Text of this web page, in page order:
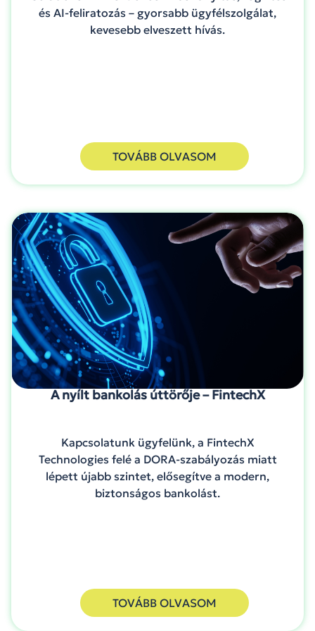
és AI-feliratozás – gyorsabb ügyfélszolgálat,
kevesebb elveszett hívás.
TOVÁBB OLVASOM
A nyílt bankolás úttörője – FintechX
Kapcsolatunk ügyfelünk, a FintechX
Technologies felé a DORA-szabályozás miatt
lépett újabb szintet, elősegítve a modern,
biztonságos bankolást.
TOVÁBB OLVASOM